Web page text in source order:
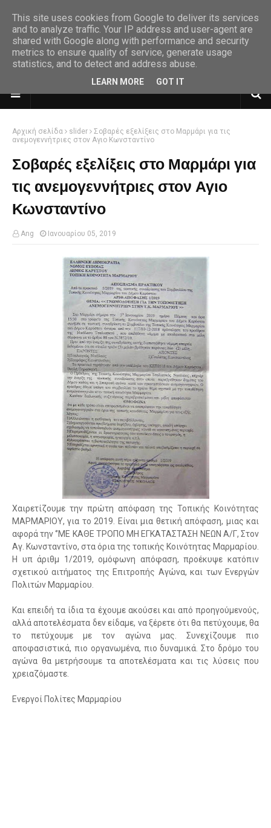
Αρχική σελίδα slider
Σοβαρές εξελίξεις στο Μαρμάρι για τις
ανεμογεννήτριες στον Αγιο Κωνσταντίνο
Σοβαρές εξελίξεις στο Μαρμάρι για
τις ανεμογεννήτριες στον Αγιο
Κωνσταντίνο
Ang Ιανουαρίου 05, 2019
Χαιρετίζουμε την πρώτη απόφαση της Τοπικής Κοινότητας
MAΡΜΑΡΙΟΥ, για το 2019. Είναι μια θετική απόφαση, μιας και
αφορά την ‘’ΜΕ ΚΑΘΕ ΤΡΟΠΟ ΜΗ ΕΓΚΑΤΑΣΤΑΣΗ ΝΕΩΝ Α/Γ, Στον
Αγ. Κωνσταντίνο, στα όρια της τοπικής Κοινότητας Μαρμαρίου.
Η υπ άριθμ 1/2019, ομόφωνη απόφαση, προέκυψε κατόπιν
σχετικού αιτήματος της Επιτροπής Αγώνα, και των Ενεργών
Πολιτών Μαρμαρίου.
Και επειδή τα ίδια τα έχουμε ακούσει και από προηγούμενούς,
αλλά αποτελέσματα δεν είδαμε, να ξέρετε ότι θα πετύχουμε, θα
το πετύχουμε με τον αγώνα μας. Συνεχίζουμε πιο
αποφασιστικά, πιο οργανωμένα, πιο δυναμικά. Στο δρόμο του
αγώνα θα μετρήσουμε τα αποτελέσματα και τις λύσεις που
χρειαζόμαστε.
Ενεργοί Πολίτες Μαρμαρίου
This site uses cookies from Google to deliver its services
and to analyze traffic. Your IP address and user-agent are
shared with Google along with performance and security
metrics to ensure quality of service, generate usage
statistics, and to detect and address abuse.
LEARN MORE GOT IT